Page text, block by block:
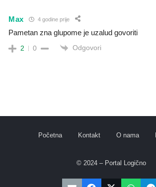
Max 4 godine prije
Pametan zna glupome je uzalud govoriti
2 0 Odgovori
Početna Kontakt O nama
© 2024 – Portal Logično